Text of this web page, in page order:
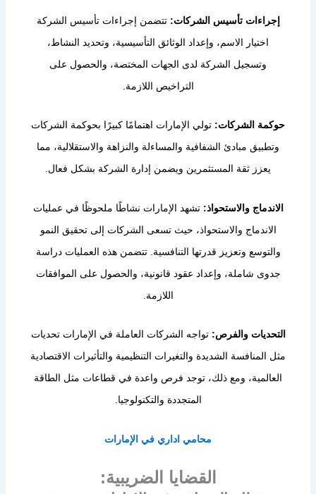
إجراءات تأسيس الشركات: تتضمن إجراءات تأسيس الشركة
اختيار الاسم، وإعداد الوثائق التأسيسية، وتحديد النشاط،
وتسجيل الشركة لدى الجهات المختصة، والحصول على
التراخيص اللازمة.
حوكمة الشركات: تولي الإمارات اهتمامًا كبيرًا بحوكمة الشركات
وتطبيق مبادئ الشفافية والمساءلة والنزاهة والاستقلالية، مما
يعزز ثقة المستثمرين ويضمن إدارة الشركة بشكل فعال.
الاندماج والاستحواذ: تشهد الإمارات نشاطًا ملحوظًا في عمليات
الاندماج والاستحواذ، حيث تسعى الشركات إلى تحقيق النمو
والتوسع وتعزيز قدرتها التنافسية. تتضمن هذه العمليات دراسة
جدوى شاملة، وإعداد عقود قانونية، والحصول على الموافقات
اللازمة.
التحديات والفرص: تواجه الشركات العاملة في الإمارات تحديات
مثل المنافسة الشديدة والتغيرات التنظيمية والتأثيرات الاقتصادية
العالمية، ومع ذلك، توجد فرص واعدة في قطاعات مثل الطاقة
المتجددة والتكنولوجيا.
محامي اداري في الإمارات
القضايا الضريبية: